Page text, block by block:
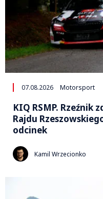
07.08.2026 Motorsport
KIQ RSMP. Rzeźnik
Rajdu
odcinek
Kamil Wrzecionko